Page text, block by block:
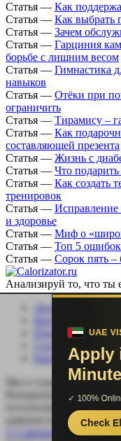
Статья — Как
Статья — Как выбрать
Статья — Зачем
Статья — Гарциния
борьбе с лишним весом
Статья — Гимнастика
навыков
Статья — Отёки при
ограничить
Статья — Тирамису –
Статья — Как
составляющей презента
Статья — Жизнь с
Статья — Что
Статья — Как создать
тренировок
Статья — Исправление
и здоровье
Статья — Миф о
Статья — Топ 5
Статья — Сорок пять –
Анализируй то, что ты
Личный кабинет
Помощь сайту
Соцсети
Карта сайта
Мы в социальных
Копирование,
администрации сайта
© Calorizator.ru 2008-